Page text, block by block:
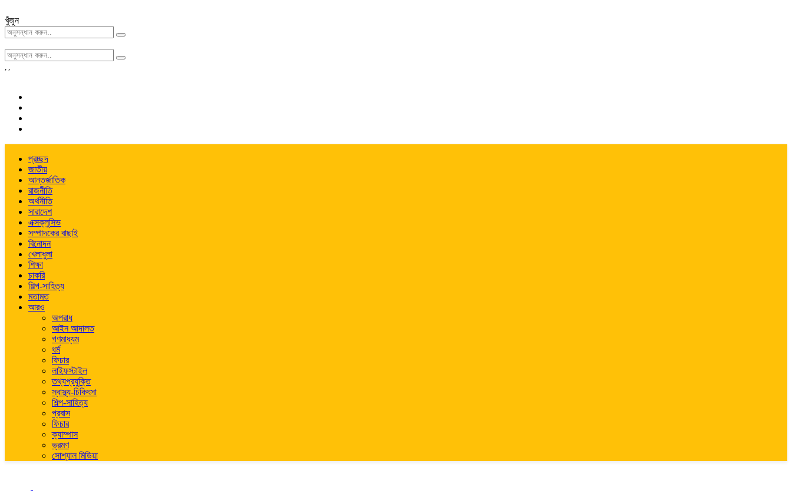
খুঁজুন
, ,
প্রচ্ছদ
জাতীয়
আন্তর্জাতিক
রাজনীতি
অর্থনীতি
সারাদেশ
এক্সক্লুসিভ
সম্পাদকের বাছাই
বিনোদন
খেলাধুলা
শিক্ষা
চাকরি
শিল্প-সাহিত্য
মতামত
আরও
অপরাধ
আইন আদালত
গণমাধ্যম
ধর্ম
ফিচার
লাইফস্টাইল
তথ্যপ্রযুক্তি
স্বাস্থ্য-চিকিৎসা
শিল্প-সাহিত্য
প্রবাস
ফিচার
ক্যাম্পাস
ভ্রমণ
সোশ্যাল মিডিয়া